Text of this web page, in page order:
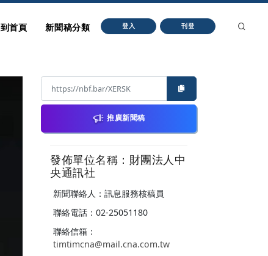
首頁 新聞稿分類 登入 刊登
推廣新聞稿
發佈單位名稱：財團法人中
央通訊社
新聞聯絡人：訊息服務核稿員
聯絡電話：02-25051180
聯絡信箱：
timtimcna@mail.cna.com.tw